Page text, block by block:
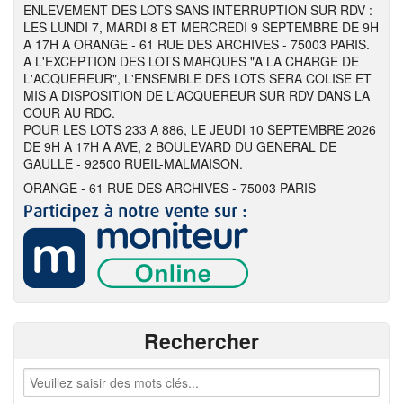
ENLEVEMENT DES LOTS SANS INTERRUPTION SUR RDV :
LES LUNDI 7, MARDI 8 ET MERCREDI 9 SEPTEMBRE DE 9H
A 17H A ORANGE - 61 RUE DES ARCHIVES - 75003 PARIS.
A L'EXCEPTION DES LOTS MARQUES "A LA CHARGE DE
L'ACQUEREUR", L'ENSEMBLE DES LOTS SERA COLISE ET
MIS A DISPOSITION DE L'ACQUEREUR SUR RDV DANS LA
COUR AU RDC.
POUR LES LOTS 233 A 886, LE JEUDI 10 SEPTEMBRE 2026
DE 9H A 17H A AVE, 2 BOULEVARD DU GENERAL DE
GAULLE - 92500 RUEIL-MALMAISON.
ORANGE - 61 RUE DES ARCHIVES - 75003 PARIS
Rechercher